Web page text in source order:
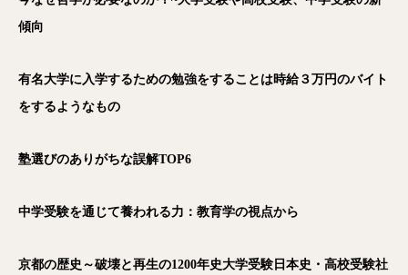
傾向
有名大学に入学するための勉強をすることは時給３万円のバイト
をするようなもの
塾選びのありがちな誤解TOP6
中学受験を通じて養われる力：教育学の視点から
京都の歴史～破壊と再生の1200年史大学受験日本史・高校受験社